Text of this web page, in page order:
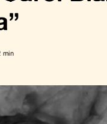
min